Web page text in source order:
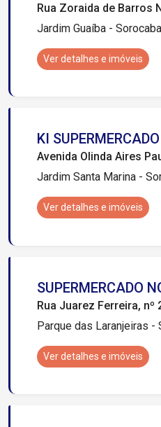
Rua Zoraida de Barros
Jardim Guaíba - Sorocaba
Ver detalhes e imóveis
KI SUPERMERCADO
Avenida Olinda Aires
Jardim Santa Marina -
Ver detalhes e imóveis
SUPERMERCADO
Rua Juarez Ferreira, nº
Parque das Laranjeiras -
Ver detalhes e imóveis